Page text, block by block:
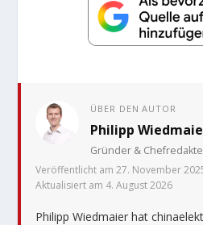
ÜBER DEN AUTOR
Philipp
Gründer &
Veröffentlicht am 27. November
Aktualisiert am 4. August 2026
Philipp Wiedmaier hat